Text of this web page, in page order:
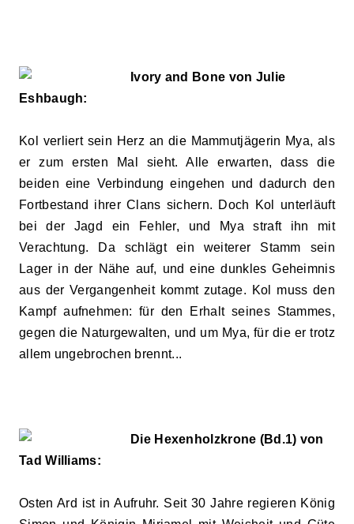
Ivory and Bone von Julie
Eshbaugh:
Kol verliert sein Herz an die Mammutjägerin Mya, als
er zum ersten Mal sieht. Alle erwarten, dass die
beiden eine Verbindung eingehen und dadurch den
Fortbestand ihrer Clans sichern. Doch Kol unterläuft
bei der Jagd ein Fehler, und Mya straft ihn mit
Verachtung. Da schlägt ein weiterer Stamm sein
Lager in der Nähe auf, und eine dunkles Geheimnis
aus der Vergangenheit kommt zutage. Kol muss den
Kampf aufnehmen: für den Erhalt seines Stammes,
gegen die Naturgewalten, und um Mya, für die er trotz
allem ungebrochen brennt...
Die Hexenholzkrone (Bd.1) von
Tad Williams:
Osten Ard ist in Aufruhr. Seit 30 Jahre regieren König